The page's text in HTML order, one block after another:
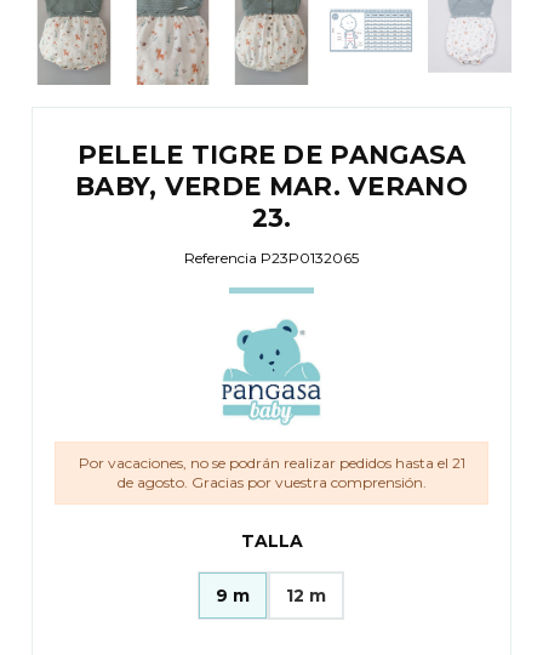
PELELE TIGRE DE PANGASA
BABY, VERDE MAR. VERANO
23.
Referencia P23P0132065
Por vacaciones, no se podrán realizar pedidos hasta el 21
de agosto. Gracias por vuestra comprensión.
TALLA
9 m 12 m